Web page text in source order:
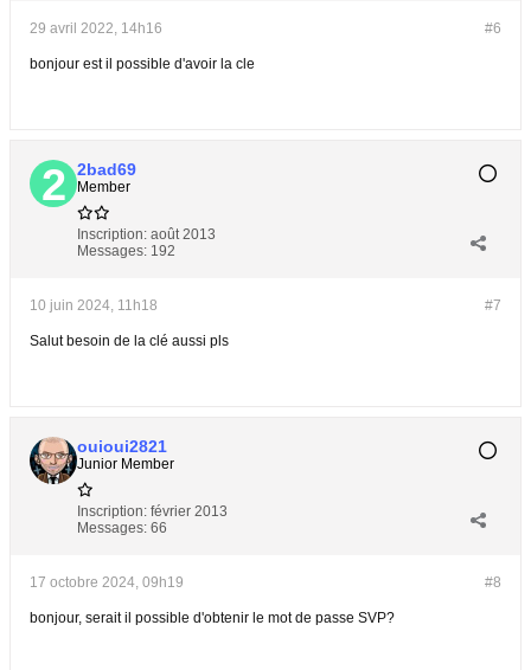
#6
29 avril 2022, 14h16
bonjour est il possible d'avoir la cle
2bad69
Member
Inscription: août 2013
Messages: 192
#7
10 juin 2024, 11h18
Salut besoin de la clé aussi pls
ouioui2821
Junior Member
Inscription: février 2013
Messages: 66
#8
17 octobre 2024, 09h19
bonjour, serait il possible d'obtenir le mot de passe SVP?